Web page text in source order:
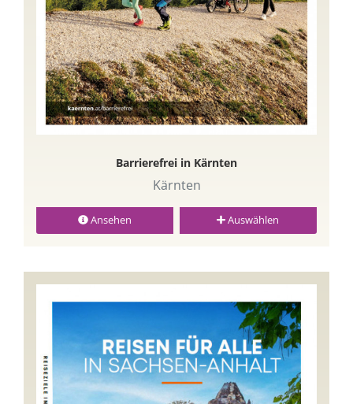
Barrierefrei in Kärnten
Kärnten
Ansehen Auswählen